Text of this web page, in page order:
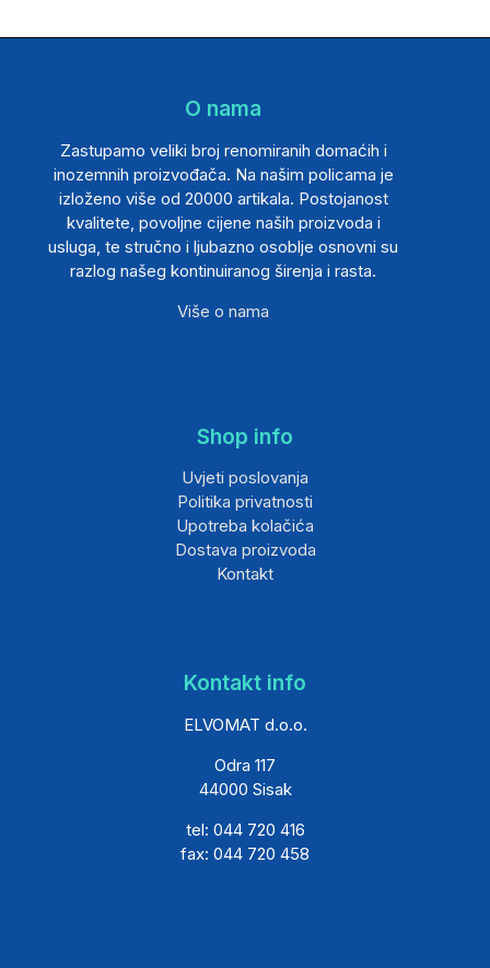
O nama
Zastupamo veliki broj renomiranih domaćih i
inozemnih proizvođača. Na našim policama je
izloženo više od 20000 artikala. Postojanost
kvalitete, povoljne cijene naših proizvoda i
usluga, te stručno i ljubazno osoblje osnovni su
razlog našeg kontinuiranog širenja i rasta.
Više o nama
Shop info
Uvjeti poslovanja
Politika privatnosti
Upotreba kolačića
Dostava proizvoda
Kontakt
Kontakt info
ELVOMAT d.o.o.
Odra 117
44000 Sisak
tel: 044 720 416
fax: 044 720 458